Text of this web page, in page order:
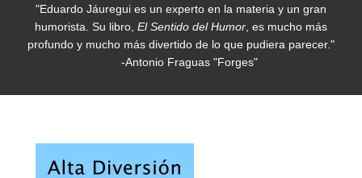
"Eduardo Jáuregui es un experto en la materia y un gran
humorista. Su libro, El Sentido del Humor , es mucho más
profundo y mucho más divertido de lo que pudiera parecer."
-Antonio Fraguas "Forges"